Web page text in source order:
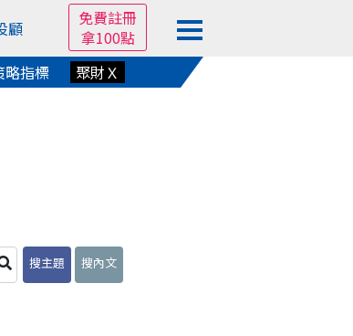
顧
免費註冊
拿100點
略指標 聚財Ｘ
搜主題 搜內文